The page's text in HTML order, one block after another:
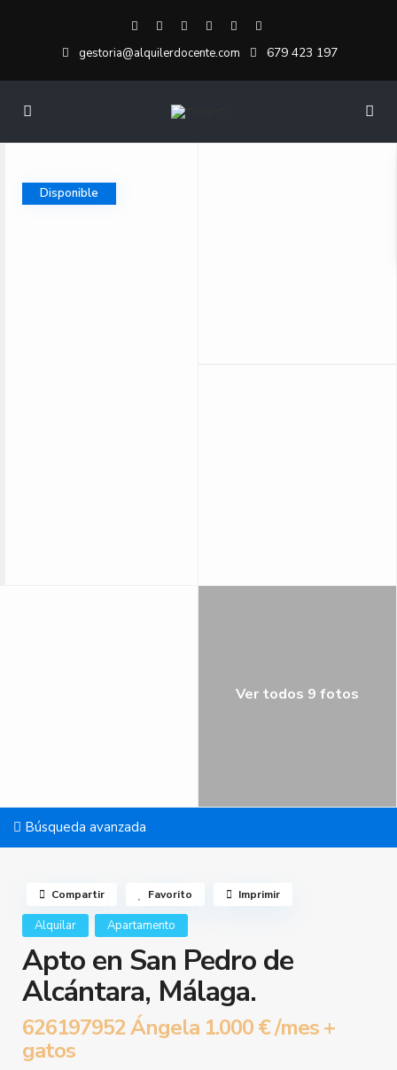
gestoria@alquilerdocente.com 679 423 197
Disponible
Ver todos 9 fotos
Búsqueda avanzada
Alquilar Apartamento
Apto en San Pedro de
Alcántara, Málaga.
626197952 Ángela 1.000 €/mes +
gatos
Compartir Favorito Imprimir